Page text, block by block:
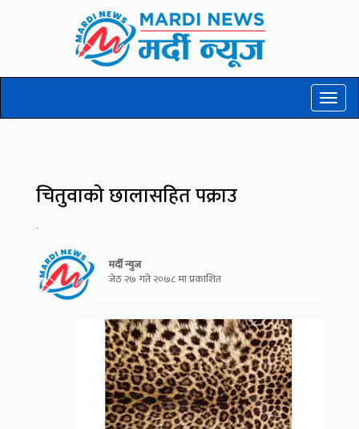
Toggle
चितुवाको छालासहित पक्राउ
-
मर्दी न्युज
जेठ २७ गते २०७८ मा प्रकाशित